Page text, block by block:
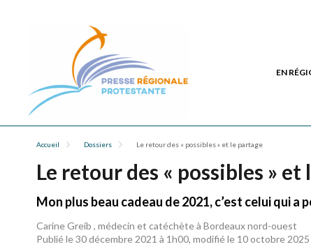
EN
Accueil Dossiers Le retour des « possibles » et le partage
Le retour des « possibles » et
Mon plus beau cadeau de 2021, c’est celui qui a
Carine Greib , médecin et catéchète à Bordeaux nord-ouest
Publié le 30 décembre 2021 à 1h00, modifié le 10 octobre